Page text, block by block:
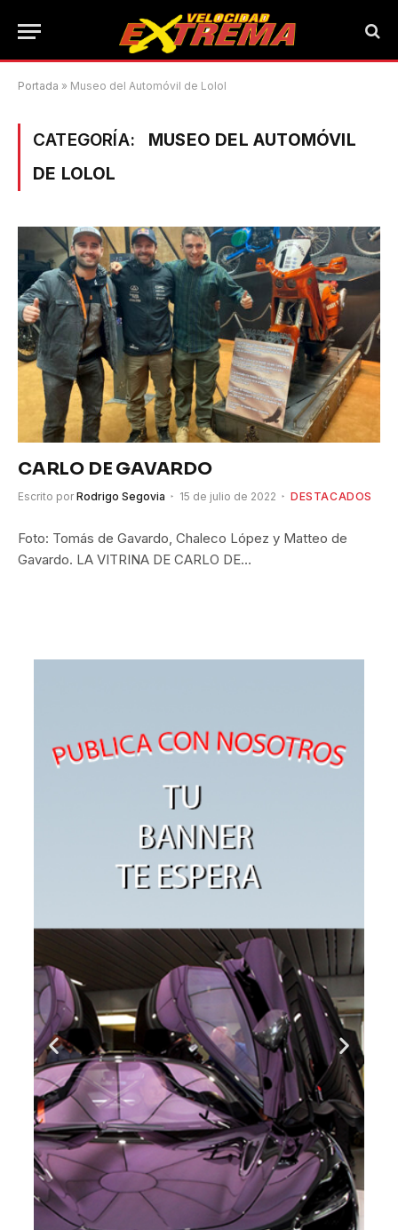
Portada » Museo del Automóvil de Lolol
CATEGORÍA:
MUSEO DEL AUTOMÓVIL
DE LOLOL
CARLO DE GAVARDO
Escrito por Rodrigo Segovia 15 de julio de 2022 DESTACADOS
Foto: Tomás de Gavardo, Chaleco López y Matteo de
Gavardo. LA VITRINA DE CARLO DE…